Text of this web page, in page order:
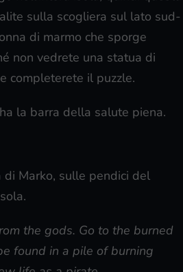
sulla scogliera sul lato sud-
di marmo che sporge
non vedrete una statua di
completerete il puzzle.
la barra della salute piena.
Marko, sulle pendici del
the gods. Go to the burned
found in a pile of burning